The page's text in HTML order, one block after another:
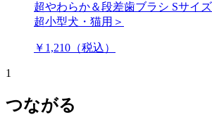
超やわらか＆段差歯ブラシ Sサイ
超小型犬・猫用＞
￥1,210（税込）
1
つながる